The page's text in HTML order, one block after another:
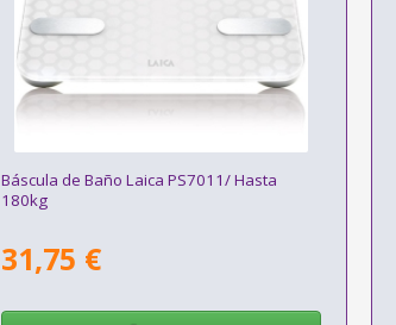
Báscula de Baño Laica PS7011/ Hasta
180kg
31,75 €